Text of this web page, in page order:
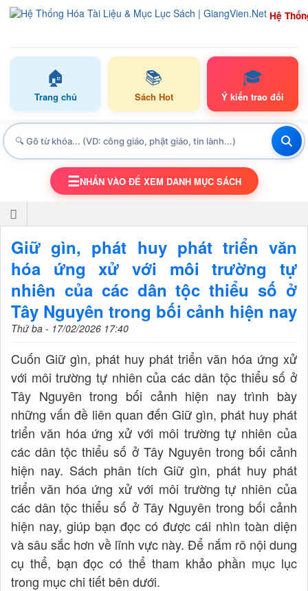
Hệ
🏠
Trang chủ
📚
Sách Hot
🎓
Ý kiến trao đổi
TOGGLE NAVIGATION
☰NHẤN VÀO ĐỂ XEM DANH MỤC SÁCH
Giữ gìn, phát huy phát triển văn
hóa ứng xử với môi trường tự
nhiên của các dân tộc thiểu số ở
Tây Nguyên trong bối cảnh hiện nay
Thứ ba - 17/02/2026 17:40
Cuốn Giữ gìn, phát huy phát triển văn hóa ứng xử
với môi trường tự nhiên của các dân tộc thiểu số ở
Tây Nguyên trong bối cảnh hiện nay trình bày
những vấn đề liên quan đến Giữ gìn, phát huy phát
triển văn hóa ứng xử với môi trường tự nhiên của
các dân tộc thiểu số ở Tây Nguyên trong bối cảnh
hiện nay. Sách phân tích Giữ gìn, phát huy phát
triển văn hóa ứng xử với môi trường tự nhiên của
các dân tộc thiểu số ở Tây Nguyên trong bối cảnh
hiện nay, giúp bạn đọc có được cái nhìn toàn diện
và sâu sắc hơn về lĩnh vực này. Để nắm rõ nội dung
cụ thể, bạn đọc có thể tham khảo phần mục lục
trong mục chi tiết bên dưới.